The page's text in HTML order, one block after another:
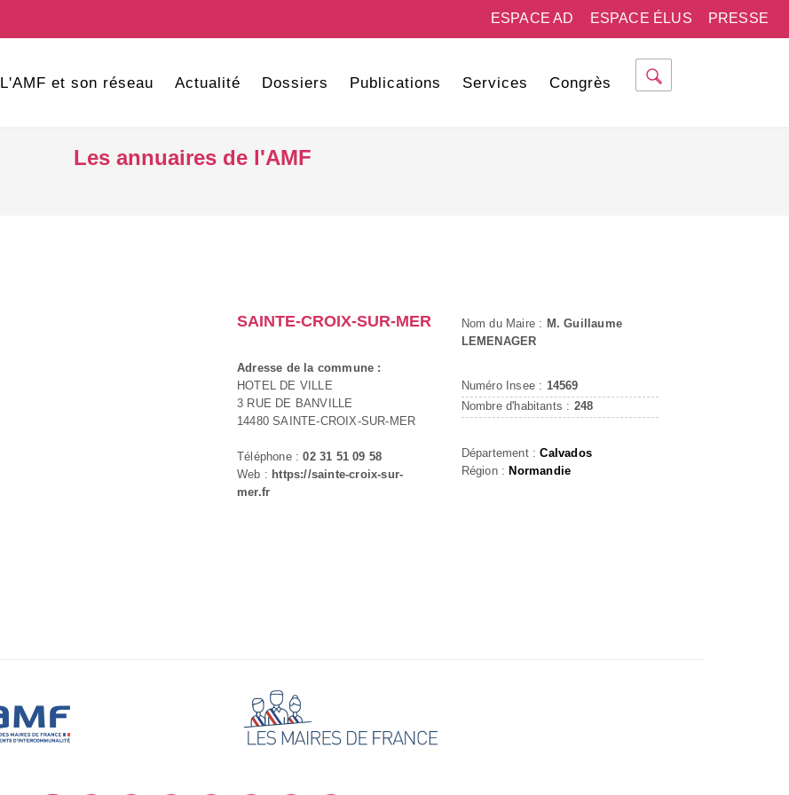
PRESSE
ESPACE ÉLUS
ESPACE AD
L'AMF et son réseau Actualité Dossiers Publications Services Congrès
Les annuaires de l'AMF
SAINTE-CROIX-SUR-MER
Adresse de la commune :
HOTEL DE VILLE
3 RUE DE BANVILLE
14480 SAINTE-CROIX-SUR-MER
Téléphone :02 31 51 09 58
Web : https://sainte-croix-sur-
mer.fr
Nom du Maire : M. Guillaume
LEMENAGER
Numéro Insee : 14569
Nombre d'habitants : 248
Département :Calvados
Région : Normandie